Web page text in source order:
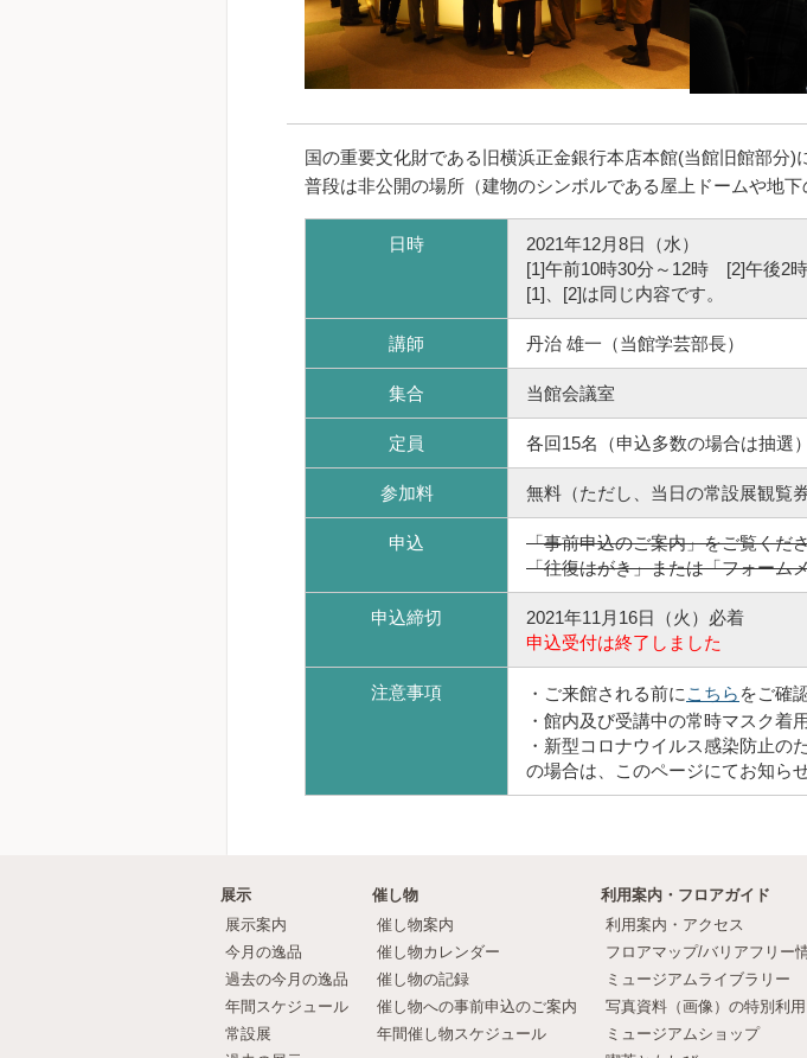
国の重要文化財である旧横浜正金銀行本店本館(当館旧館部分)
普段は非公開の場所（建物のシンボルである屋上ドームや地下
日時
2021年12月8日（水）
[1]午前10時30分～12時 [2]午後2
[1]、[2]は同じ内容です。
講師 丹治 雄一（当館学芸部長）
集合 当館会議室
定員 各回15名（申込多数の場合は抽選）
参加料 無料（ただし、当日の常設展観覧
申込
「事前申込のご案内」をご覧くだ
「往復はがき」または「フォーム
申込締切
2021年11月16日（火）必着
申込受付は終了しました
注意事項 ・ご来館される前に こちら をご確
・館内及び受講中の常時マスク着
・新型コロナウイルス感染防止の
の場合は、このページにてお知ら
展示
展示案内
今月の逸品
過去の今月の逸品
年間スケジュール
常設展
催し物
催し物案内
催し物カレンダー
催し物の記録
催し物への事前申込のご案内
年間催し物スケジュール
利用案内・フロアガイド
利用案内・アクセス
フロアマップ/バリアフリー
ミュージアムライブラリー
写真資料（画像）の特別利用
ミュージアムショップ